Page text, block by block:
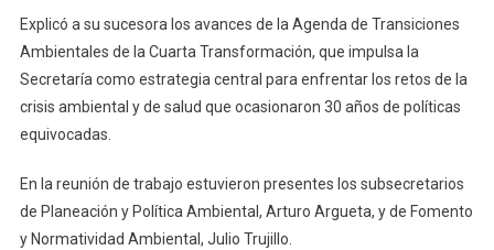
Explicó a su sucesora los avances de la Agenda de Transiciones
Ambientales de la Cuarta Transformación, que impulsa la
Secretaría como estrategia central para enfrentar los retos de la
crisis ambiental y de salud que ocasionaron 30 años de políticas
equivocadas.
En la reunión de trabajo estuvieron presentes los subsecretarios
de Planeación y Política Ambiental, Arturo Argueta, y de Fomento
y Normatividad Ambiental, Julio Trujillo.